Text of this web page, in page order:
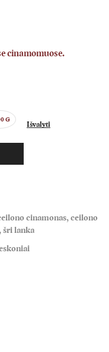
cinamomuose.
G
Išvalyti
cinamonas, ceilono
šri lanka